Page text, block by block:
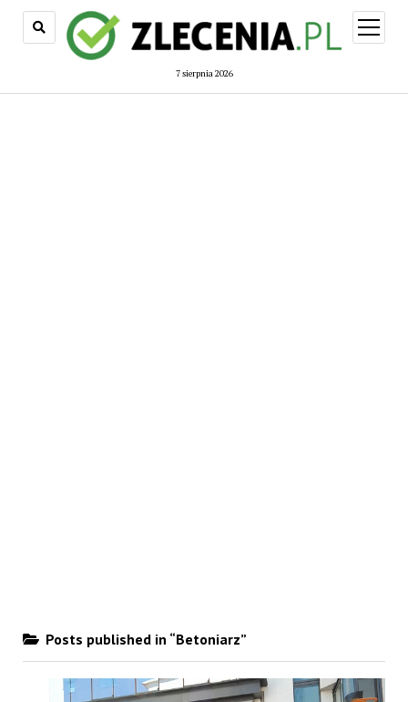
7 sierpnia 2026
open
menu
Posts published in “Betoniarz”